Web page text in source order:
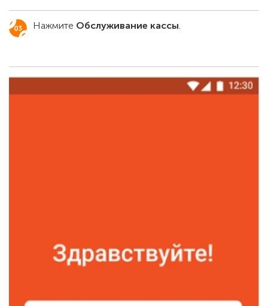
Нажмите Обслуживание кассы